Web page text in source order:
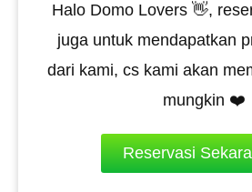
Halo Domo Lovers 👋,
juga untuk mendapatkan
dari kami, cs kami akan
mungkin ❤️
Reservasi